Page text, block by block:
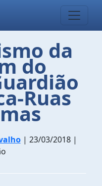
da
do
Ruas
| 23/03/2018 |